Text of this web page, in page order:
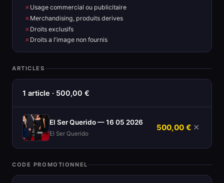
Usage commercial ou publicitaire
Merchandising, produits derives
Droits exclusifs
Droits a l'image non fournis
ARTICLES
1 article · 500,00 €
El Ser Querido — 16 05 2026
El Ser Querido
500,00 € ✕
CODE PROMOTIONNEL